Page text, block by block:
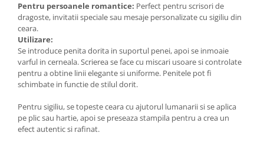
Pentru persoanele romantice: Perfect pentru scrisori de
dragoste, invitatii speciale sau mesaje personalizate cu sigiliu din
ceara.
Utilizare:
Se introduce penita dorita in suportul penei, apoi se inmoaie
varful in cerneala. Scrierea se face cu miscari usoare si controlate
pentru a obtine linii elegante si uniforme. Penitele pot fi
schimbate in functie de stilul dorit.
Pentru sigiliu, se topeste ceara cu ajutorul lumanarii si se aplica
pe plic sau hartie, apoi se preseaza stampila pentru a crea un
efect autentic si rafinat.